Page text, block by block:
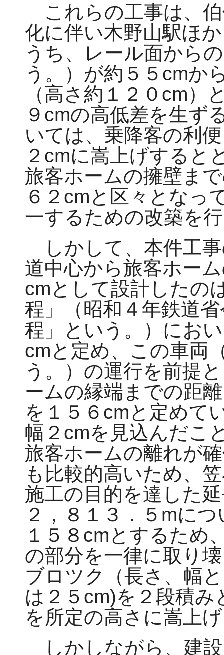
これらの工事は、
化に伴い木野山駅ほ
うち、レール面から
う。）が約５５cmか
（高さ約１２０cm）
９cmの高低差を生ず
いては、乗降客の利
２cmに嵩上げすると
旅客ホームの擁壁ま
６２cmと区々となっ
一するための改築を
しかして、本件工
道中心から旅客ホー
cmとして設計したの
程」（昭和４年鉄道
程」という。）にお
cmと定め、この車両
う。）の運行を前提
ームの縁端までの距
を１５６cmと定めて
幅２cmを見込んだこ
旅客ホームの離れが
も比較的高いため、
施工の目的を達した
２，８１３．５mに
１５８cmとするため
の部分を一律に取り
ブロツク（長さ、幅
は２５cm)を２段積
を所定の高さに嵩上
しかしながら、建